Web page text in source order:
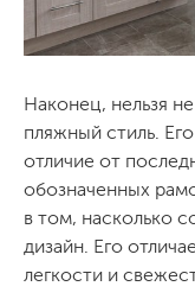
Наконец, нельзя
пляжный стиль.
отличие от
обозначенных
в том, насколько
дизайн. Его
легкости и